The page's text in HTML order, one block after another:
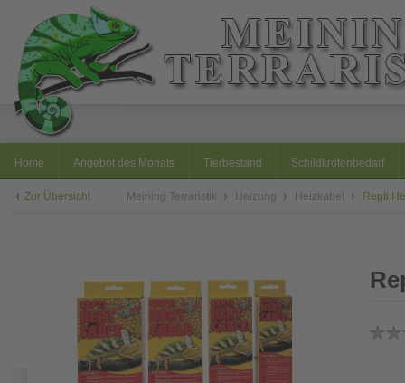
Home Angebot des Monats Tierbestand Schildkrötenbedarf
Zur Übersicht Meining Terraristik Heizung Heizkabel Repti